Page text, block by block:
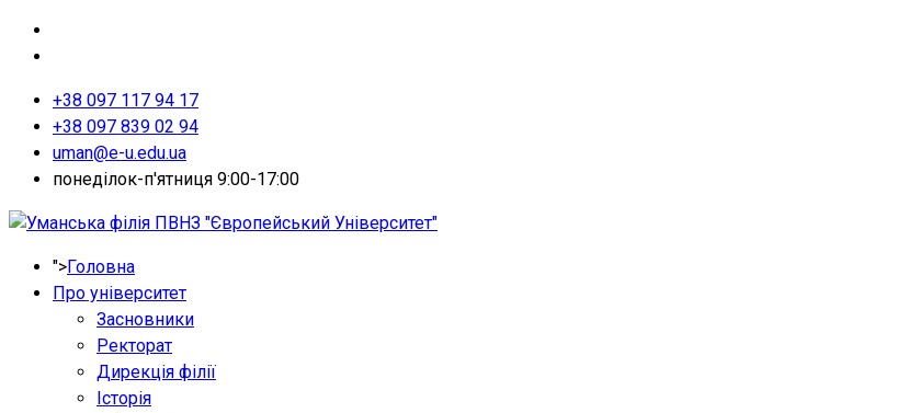
+38 097 117 94 17
+38 097 839 02 94
uman@e-u.edu.ua
понеділок-п'ятниця 9:00-17:00
">Головна
Про університет
Засновники
Ректорат
Дирекція філії
Історія